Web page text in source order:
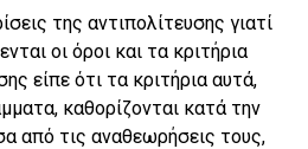
της αντιπολίτευσης γιατί
οι όροι και τα κριτήρια
είπε ότι τα κριτήρια αυτά,
καθορίζονται κατά την
από τις αναθεωρήσεις τους,